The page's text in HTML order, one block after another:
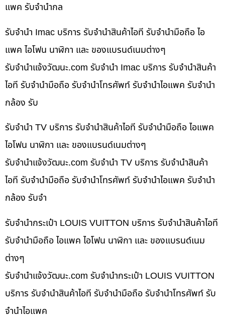
แพค รับจำนำกล
รับจำนำ Imac บริการ รับจำนำสินค้าไอที รับจำนำมือถือ ไอ
แพค ไอโฟน นาฬิกา และ ของแบรนด์เนมต่างๆ
รับจํานําแจ้งวัฒนะ.com รับจำนำ Imac บริการ รับจำนำสินค้า
ไอที รับจำนำมือถือ รับจำนำโทรศัพท์ รับจำนำไอแพค รับจำนำ
กล้อง รับ
รับจำนำ TV บริการ รับจำนำสินค้าไอที รับจำนำมือถือ ไอแพค
ไอโฟน นาฬิกา และ ของแบรนด์เนมต่างๆ
รับจํานําแจ้งวัฒนะ.com รับจำนำ TV บริการ รับจำนำสินค้า
ไอที รับจำนำมือถือ รับจำนำโทรศัพท์ รับจำนำไอแพค รับจำนำ
กล้อง รับจำ
รับจำนำกระเป๋า LOUIS VUITTON บริการ รับจำนำสินค้าไอที
รับจำนำมือถือ ไอแพค ไอโฟน นาฬิกา และ ของแบรนด์เนม
ต่างๆ
รับจํานําแจ้งวัฒนะ.com รับจำนำกระเป๋า LOUIS VUITTON
บริการ รับจำนำสินค้าไอที รับจำนำมือถือ รับจำนำโทรศัพท์ รับ
จำนำไอแพค